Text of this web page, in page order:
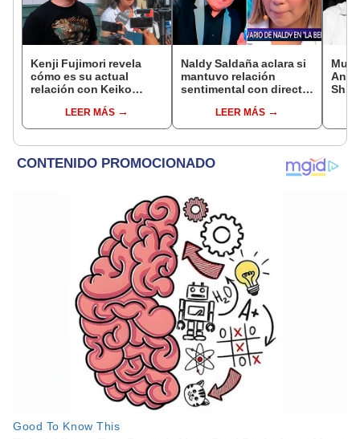
Kenji Fujimori revela
cómo es su actual
relación con Keiko
ausencia en los
eventos: "Mi familia es
LEER MÁS
Naldy Saldaña aclara si
mantuvo relación
sentimental con director
denunciarlo por
tocamientos: “Me
LEER MÁS